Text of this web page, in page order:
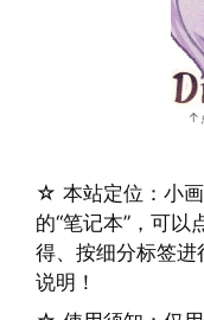
☆ 本站定位：小
的“笔记本”，可
得、按细分标签进
说明！